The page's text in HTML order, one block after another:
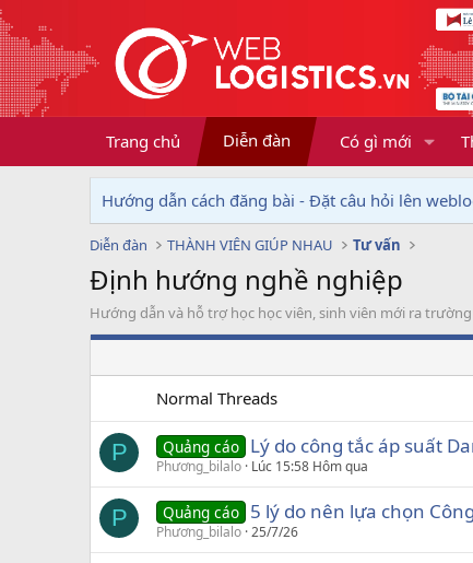
Trang chủ Diễn đàn Có gì mới
Hướng dẫn cách đăng bài - Đặt câu hỏi lên
Diễn đàn THÀNH VIÊN GIÚP NHAU Tư vấn
Định hướng nghề nghiệp
Hướng dẫn và hỗ trợ học học viên, sinh viên mới ra
Normal Threads
P Quảng cáo Lý do công tắc áp suất
Phương_bilalo Lúc 15:58 Hôm qua
P Quảng cáo 5 lý do nên lựa chọn
Phương_bilalo 25/7/26